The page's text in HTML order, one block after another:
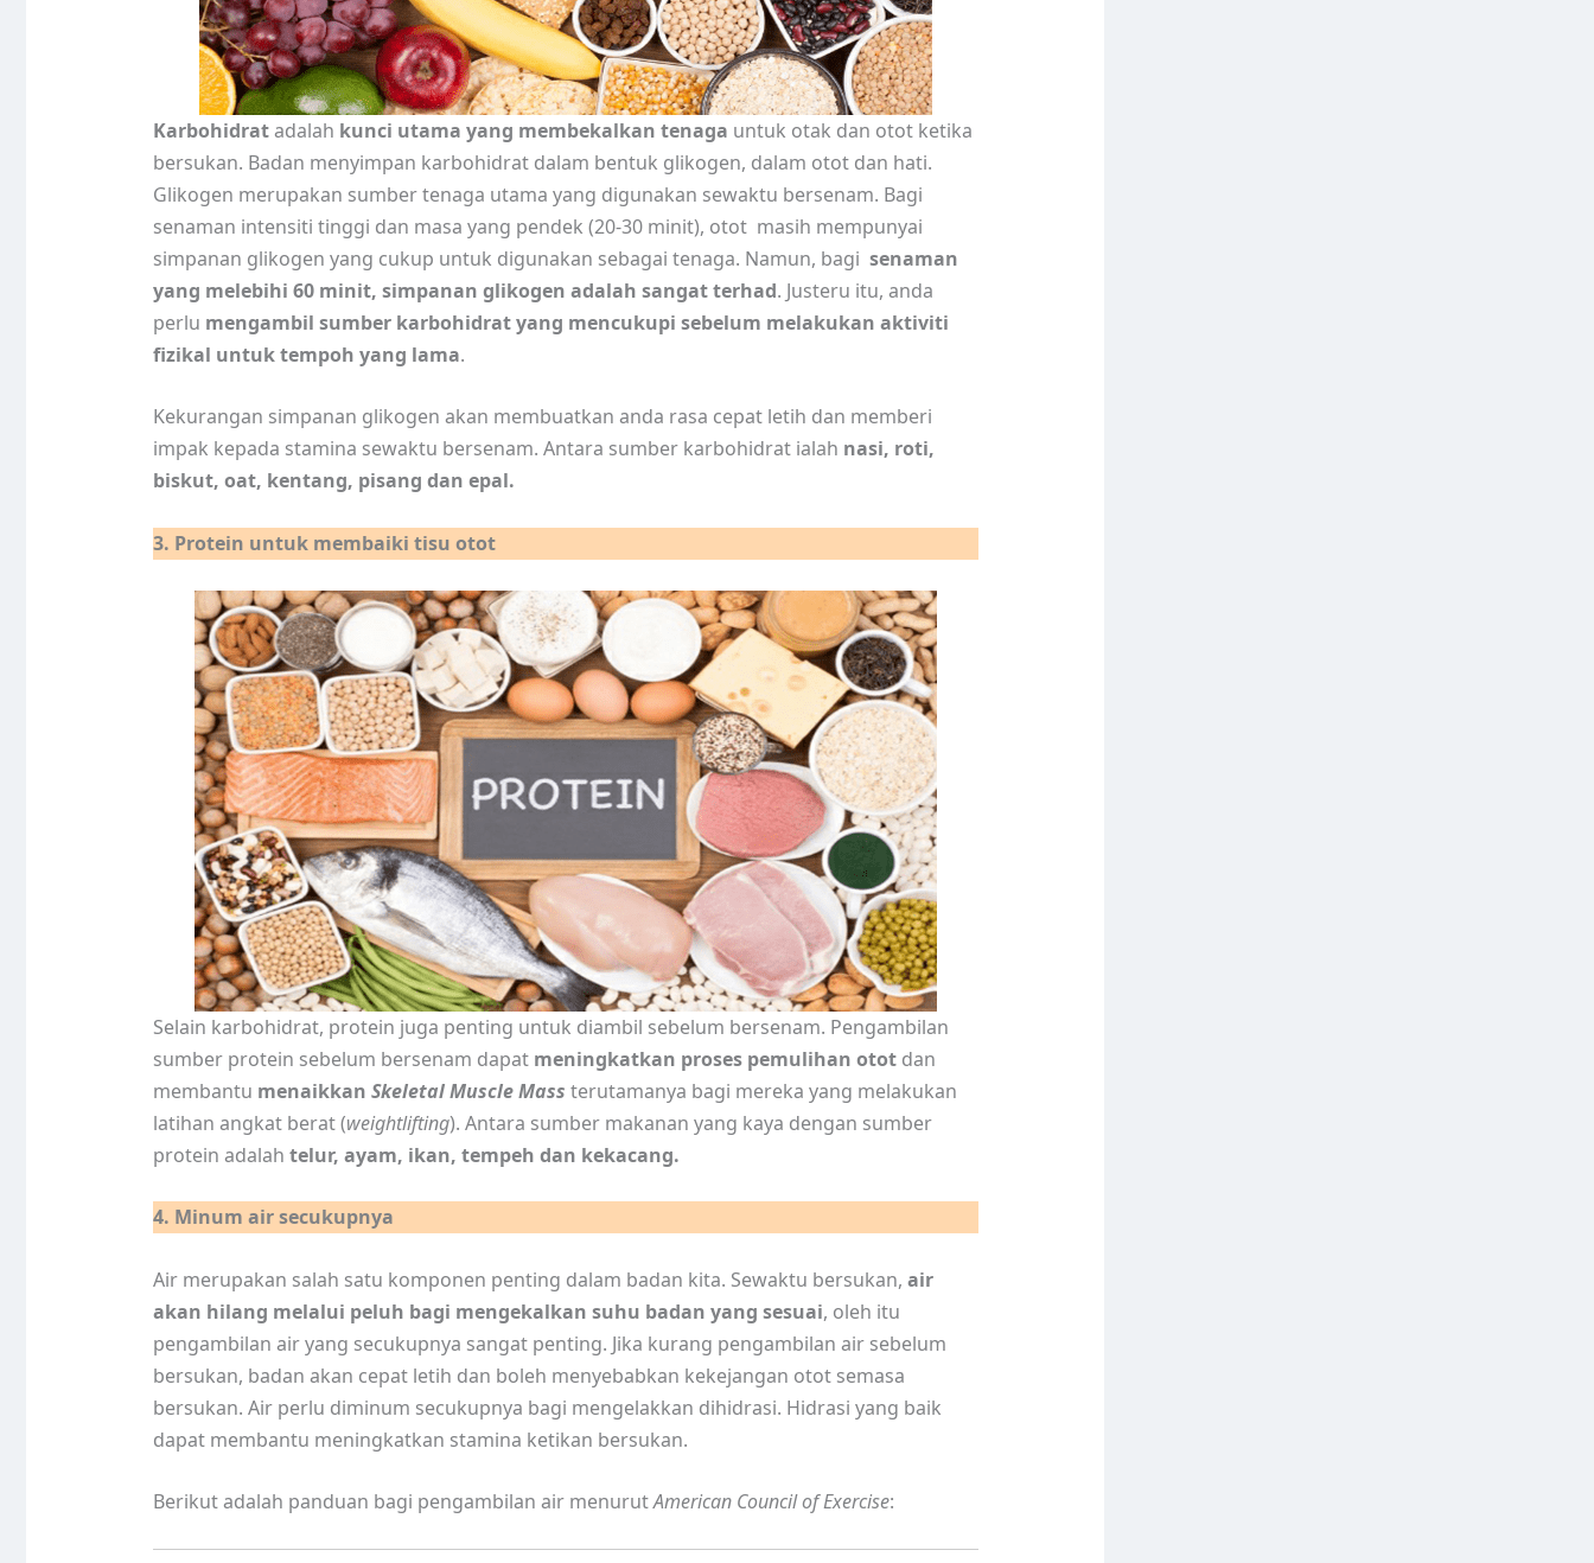
Karbohidratadalah kunci utama yang membekalkan tenaga untuk otak dan otot ketika
bersukan. Badan menyimpan karbohidrat dalam bentuk glikogen, dalam otot dan hati.
Glikogen merupakan sumber tenaga utama yang digunakan sewaktu bersenam. Bagi
senaman intensiti tinggi dan masa yang pendek (20-30 minit), otot masih mempunyai
simpanan glikogen yang cukup untuk digunakan sebagai tenaga. Namun, bagi senaman
yang melebihi 60 minit, simpanan glikogen adalah sangat terhad. Justeru itu, anda
perlu mengambil sumber karbohidrat yang mencukupi sebelum melakukan aktiviti
fizikal untuk tempoh yang lama.
Kekurangan simpanan glikogen akan membuatkan anda rasa cepat letih dan memberi
impak kepada stamina sewaktu bersenam. Antara sumber karbohidrat ialah nasi, roti,
biskut, oat, kentang, pisang dan epal.
3. Protein untuk membaiki tisu otot
Selain karbohidrat, protein juga penting untuk diambil sebelum bersenam. Pengambilan
sumber protein sebelum bersenam dapat meningkatkan proses pemulihan ototdan
membantu menaikkan Skeletal Muscle Mass terutamanya bagi mereka yang melakukan
latihan angkat berat (weightlifting). Antara sumber makanan yang kaya dengan sumber
protein adalah telur, ayam, ikan, tempeh dan kekacang.
4. Minum air secukupnya
Air merupakan salah satu komponen penting dalam badan kita. Sewaktu bersukan, air
akan hilang melalui peluh bagi mengekalkan suhu badan yang sesuai, oleh itu
pengambilan air yang secukupnya sangat penting. Jika kurang pengambilan air sebelum
bersukan, badan akan cepat letih dan boleh menyebabkan kekejangan otot semasa
bersukan. Air perlu diminum secukupnya bagi mengelakkan dihidrasi. Hidrasi yang baik
dapat membantu meningkatkan stamina ketikan bersukan.
Berikut adalah panduan bagi pengambilan air menurutAmerican Council of Exercise: